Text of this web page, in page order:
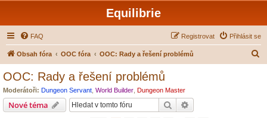
Equilibrie
FAQ Přihlásit se
Registrovat
Obsah fóra OOC fóra OOC: Rady a řešení problémů
OOC: Rady a řešení problémů
Moderátoři: Dungeon Servant World Builder Dungeon Master
Nové téma Hledat